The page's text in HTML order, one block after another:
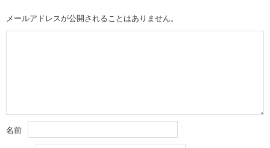
メールアドレスが公開されることはありません。
名前